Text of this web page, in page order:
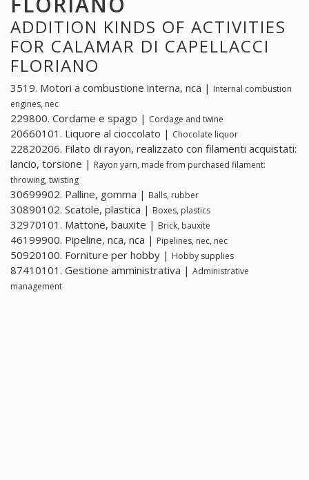
ADDITION KINDS OF ACTIVITIES
FOR CALAMAR DI CAPELLACCI
FLORIANO
3519. Motori a combustione interna, nca | Internal combustion
engines, nec
229800. Cordame e spago | Cordage and twine
20660101. Liquore al cioccolato | Chocolate liquor
22820206. Filato di rayon, realizzato con filamenti acquistati:
lancio, torsione | Rayon yarn, made from purchased filament:
throwing, twisting
30699902. Palline, gomma | Balls, rubber
30890102. Scatole, plastica | Boxes, plastics
32970101. Mattone, bauxite | Brick, bauxite
46199900. Pipeline, nca, nca | Pipelines, nec, nec
50920100. Forniture per hobby | Hobby supplies
87410101. Gestione amministrativa | Administrative
management